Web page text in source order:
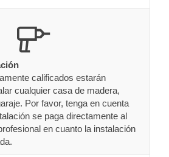
calificados estarán
cualquier casa de madera,
Por favor, tenga en cuenta
se paga directamente al
en cuanto la instalación